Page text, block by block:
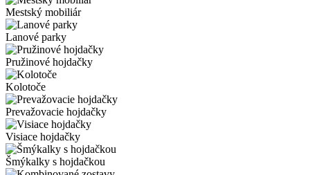
Mestský mobiliár
Lanové parky
Pružinové hojdačky
Kolotoče
Prevažovacie hojdačky
Visiace hojdačky
Šmýkalky s hojdačkou